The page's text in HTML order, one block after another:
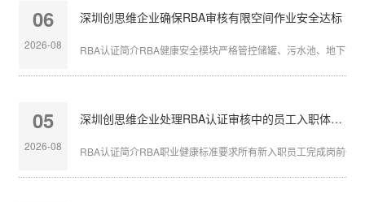
06
2026-08
深圳创思维企业确保RBA审核有限空间作业安全达标
RBA认证简介RBA健康安全模块严格管控储罐、污水池、地下管
05
2026-08
深圳创思维企业处理RBA认证审核中的员工入职体检缺失
RBA认证简介RBA职业健康标准要求所有新入职员工完成岗前体